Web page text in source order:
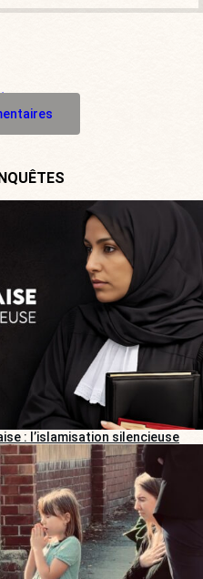
: l’islamisation silencieuse